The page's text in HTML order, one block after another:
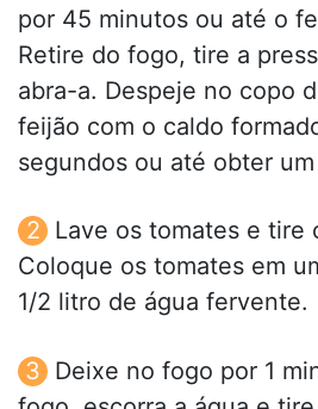
por 45 minutos ou até o
Retire do fogo, tire a
abra-a. Despeje no copo
feijão com o caldo
segundos ou até obter
Lave os tomates e tire
Coloque os tomates em
1/2 litro de água fervente.
Deixe no fogo por 1